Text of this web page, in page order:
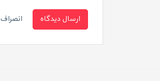
ارسال دیدگاه انصراف